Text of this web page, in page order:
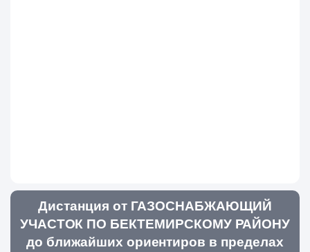
Дистанция от ГАЗОСНАБЖАЮЩИЙ
УЧАСТОК ПО БЕКТЕМИРСКОМУ РАЙОНУ
до ближайших ориентиров в пределах